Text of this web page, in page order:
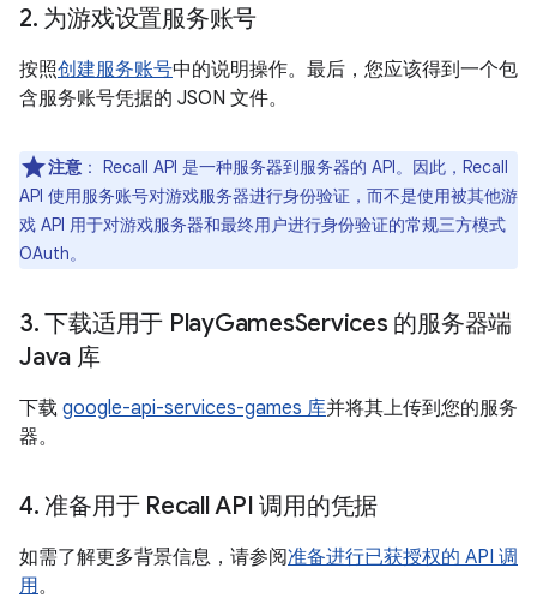
2. 为游戏设置服务账号
按照创建服务账号中的说明操作。最后，您应该得到一个包
含服务账号凭据的 JSON 文件。
注意 ： Recall API 是一种服务器到服务器的 API。因此，Recall
API 使用服务账号对游戏服务器进行身份验证，而不是使用被其他游
戏 API 用于对游戏服务器和最终用户进行身份验证的常规三方模式
OAuth。
3. 下载适用于 PlayGamesServices 的服务器端
Java 库
下载 google-api-services-games 库并将其上传到您的服务
器。
4. 准备用于 Recall API 调用的凭据
如需了解更多背景信息，请参阅准备进行已获授权的 API 调
用。